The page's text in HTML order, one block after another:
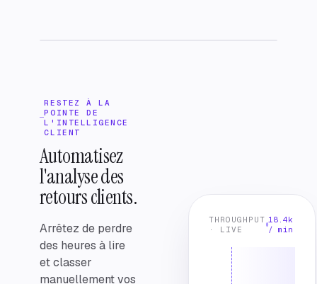
RESTEZ À LA
POINTE DE
L'INTELLIGENCE
CLIENT
Automatisez
l'analyse des
retours clients.
Arrêtez de perdre
des heures à lire
et classer
manuellement vos
THROUGHPUT
· LIVE
18.4k
/ min